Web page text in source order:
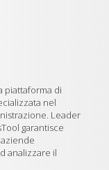
piattaforma di
nel
Leader
garantisce
analizzare il